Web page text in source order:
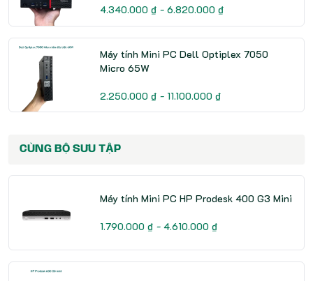
4.340.000 ₫ - 6.820.000 ₫
Máy tính Mini PC Dell Optiplex 7050
Micro 65W
2.250.000 ₫ - 11.100.000 ₫
CÙNG BỘ SƯU TẬP
Máy tính Mini PC HP Prodesk 400 G3 Mini
1.790.000 ₫ - 4.610.000 ₫